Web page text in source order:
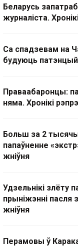
Беларусь
журналіста.
Са спадзевам на
будуюць
Праваабаронцы:
няма. Хронікі
Больш за 2
папаўненне
жніўня
Удзельнікі злёту
прыніжэнні пасля
жніўня
Перамовы ў